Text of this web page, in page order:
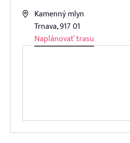
AddressKamenný mlyn
Trnava,917 01
Naplánovať trasu